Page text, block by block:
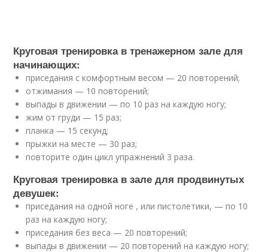
Круговая тренировка в тренажерном зале для
начинающих:
приседания с комфортным весом — 20 повторений;
отжимания — 10 повторений;
выпады в движении — по 10 раз на каждую ногу;
жим от груди — 15 раз;
планка — 15 секунд;
прыжки на месте — 30 раз;
повторите один цикл упражнений 3 раза.
Круговая тренировка в зале для продвинутых
девушек:
приседания на одной ноге , или пистолетики, — по 10
раз на каждую ногу;
приседания без веса — 20 повторений;
выпады в движении — 20 повторений на каждую ногу;